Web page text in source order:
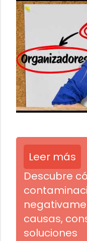
Leer más
Descubre
causas,
soluciones